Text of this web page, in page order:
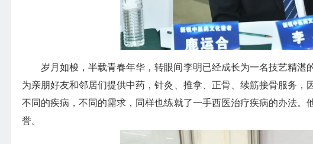
岁月如梭，半载青春年华，转眼间李明已经成长为一名技艺精湛
为亲朋好友和邻居们提供中药，针灸、推拿、正骨、续筋接骨服务，
不同的疾病，不同的需求，同样也练就了一手西医治疗疾病的办法
誉。